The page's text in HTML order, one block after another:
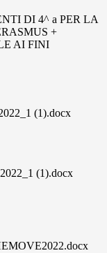
DI 4^ a PER LA
+
AI FINI
(1).docx
(1).docx